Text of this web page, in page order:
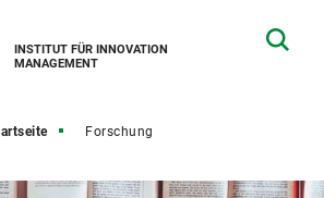
INSTITUT FÜR INNOVATION
MANAGEMENT
Forschung